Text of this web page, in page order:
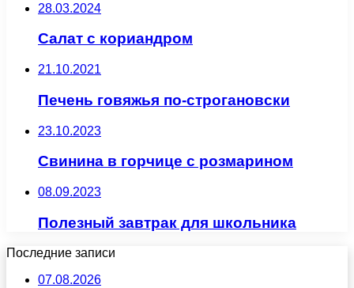
28.03.2024
Салат с кориандром
21.10.2021
Печень говяжья по-строгановски
23.10.2023
Свинина в горчице с розмарином
08.09.2023
Полезный завтрак для школьника
Последние записи
07.08.2026